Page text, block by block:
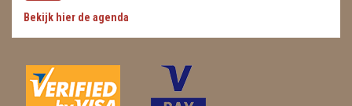
Bekijk hier de agenda